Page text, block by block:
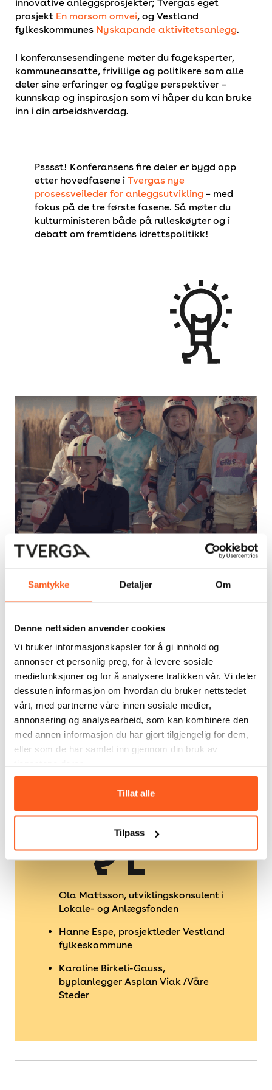
Samtykke Detaljer Om
Denne nettsiden anvender cookies
Vi bruker informasjonskapsler for å gi innhold og
annonser et personlig preg, for å levere sosiale
mediefunksjoner og for å analysere trafikken vår. Vi deler
dessuten informasjon om hvordan du bruker nettstedet
vårt, med partnerne våre innen sosiale medier,
annonsering og analysearbeid, som kan kombinere den
med annen informasjon du har gjort tilgjengelig for dem,
eller som de har samlet inn gjennom din bruk av
Tillat alle
Tilpass
innovative anleggsprosjekter; Tvergas eget
prosjekt En morsom omvei, og Vestland
fylkeskommunes Nyskapande aktivitetsanlegg.
I konferansesendingene møter du fageksperter,
kommuneansatte, frivillige og politikere som alle
deler sine erfaringer og faglige perspektiver –
kunnskap og inspirasjon som vi håper du kan bruke
inn i din arbeidshverdag.
Psssst! Konferansens fire deler er bygd opp
etter hovedfasene i Tvergas nye
prosessveileder for anleggsutvikling – med
fokus på de tre første fasene. Så møter du
kulturministeren både på rulleskøyter og i
debatt om fremtidens idrettspolitikk!
Fagekspertene du
møter i
TvergaKonferansen!
Espen Evensen Reinfjord,
landskapsarkitekt Asplan Viak
Ola Mattsson, utviklingskonsulent i
Lokale- og Anlægsfonden
Hanne Espe, prosjektleder Vestland
fylkeskommune
Karoline Birkeli-Gauss,
byplanlegger Asplan Viak /Våre
Steder